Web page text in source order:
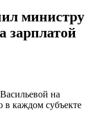
министру
зарплатой
на
в каждом субъекте